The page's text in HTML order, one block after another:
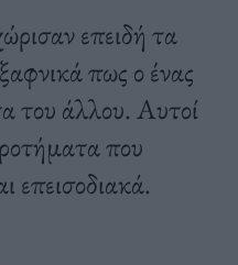
επειδή τα
πως ο ένας
του άλλου. Aυτοί
που
επεισοδιακά.